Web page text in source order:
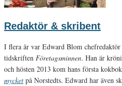
Redaktör & skribent
I flera år var Edward Blom
tidskriften Företagsminnen. Han är
och hösten 2013 kom hans första
mycket på Norstedts. Edward har även